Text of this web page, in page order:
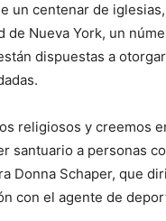
un centenar de
de Nueva York, un
dispuestas a
religiosos y creemos
santuario a personas
Donna Schaper, que
con el agente de